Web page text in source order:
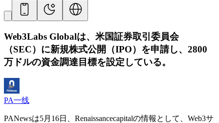
Web3Labs Globalは、米国証券取引委員会
（SEC）に新規株式公開（IPO）を申請し、2800
万ドルの資金調達目標を設定している。
PA一线
PANewsは5月16日、Renaissancecapitalの情報として、Web3サ